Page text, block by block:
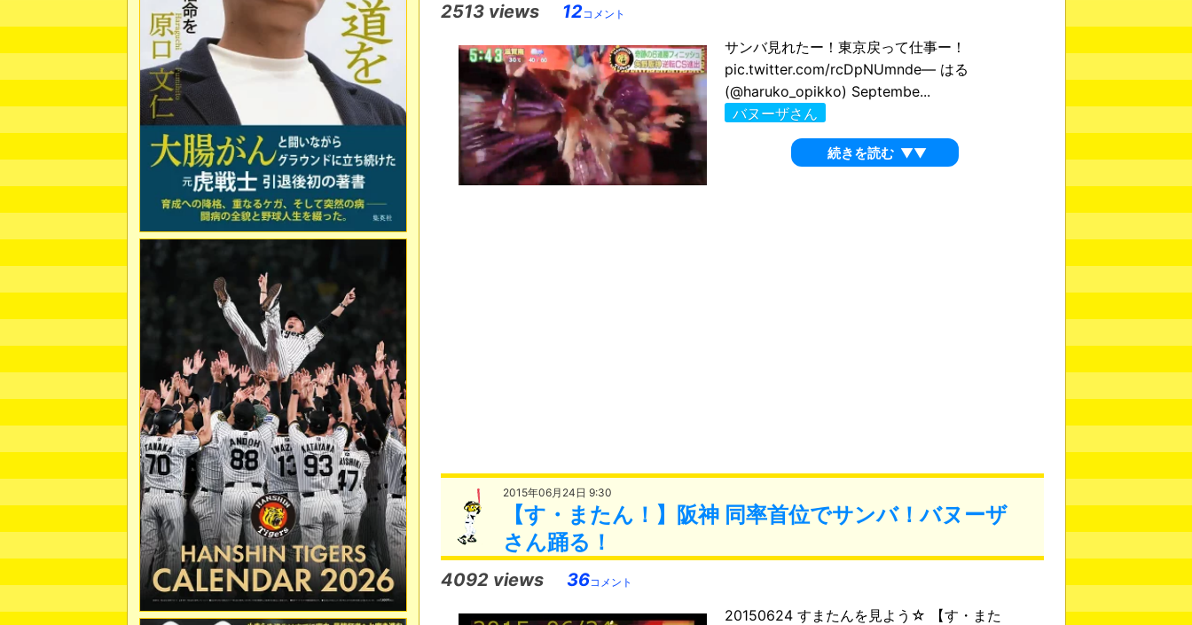
2513 views 12コメント
サンバ見れたー！東京戻って仕事ー！
pic.twitter.com/rcDpNUmnde— はる
(@haruko_opikko) Septembe...
バヌーザさん
続きを読む ▼▼
2015年06月24日 9:30
【す・またん！】阪神 同率首位でサンバ！バヌーザ
さん踊る！
4092 views 36コメント
20150624 すまたんを見よう☆ 【す・また